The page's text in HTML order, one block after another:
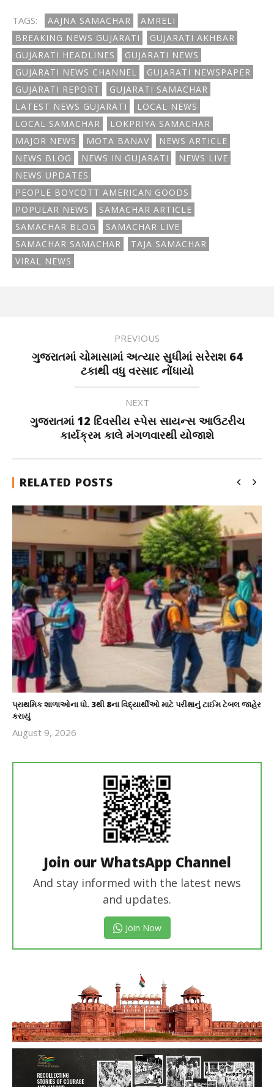
TAGS: AAJNA SAMACHAR
AMRELI
BREAKING NEWS GUJARATI
GUJARATI AKHBAR
GUJARATI HEADLINES
GUJARATI NEWS
GUJARATI NEWS CHANNEL
GUJARATI NEWSPAPER
GUJARATI REPORT
GUJARATI SAMACHAR
LATEST NEWS GUJARATI
LOCAL NEWS
LOCAL SAMACHAR
LOKPRIYA SAMACHAR
MAJOR NEWS
MOTA BANAV
NEWS ARTICLE
NEWS BLOG
NEWS IN GUJARATI
NEWS LIVE
NEWS UPDATES
PEOPLE BOYCOTT AMERICAN GOODS
POPULAR NEWS
SAMACHAR ARTICLE
SAMACHAR BLOG
SAMACHAR LIVE
SAMACHAR SAMACHAR
TAJA SAMACHAR
VIRAL NEWS
PREVIOUS
ગુજરાતમાં ચોમાસામાં અત્યાર સુધીમાં સરેરાશ 64
ટકાથી વધુ વરસાદ નોંધાયો
NEXT
ગુજરાતમાં 12 દિવસીય સ્પેસ સાયન્સ આઉટરીચ
કાર્યક્રમ કાલે મંગળવારથી યોજાશે
RELATED POSTS
પ્રાથમિક શાળાઓના ધો. 3થી 8ના વિદ્યાર્થીઓ માટે પરીક્ષાનું ટાઈમ ટેબલ જાહેર
કરાયું
August 9, 2026
Join our WhatsApp Channel
And stay informed with the latest news
and updates.
Join Now